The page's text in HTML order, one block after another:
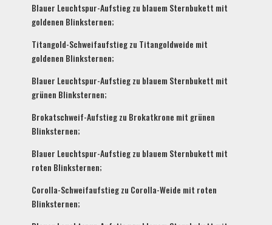
Blauer Leuchtspur-Aufstieg zu blauem Sternbukett mit
goldenen Blinksternen;
Titangold-Schweifaufstieg zu Titangoldweide mit
goldenen Blinksternen;
Blauer Leuchtspur-Aufstieg zu blauem Sternbukett mit
grünen Blinksternen;
Brokatschweif-Aufstieg zu Brokatkrone mit grünen
Blinksternen;
Blauer Leuchtspur-Aufstieg zu blauem Sternbukett mit
roten Blinksternen;
Corolla-Schweifaufstieg zu Corolla-Weide mit roten
Blinksternen;